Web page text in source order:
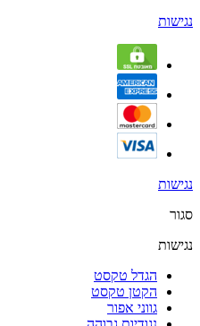
נגישות
נגישות
סגור
נגישות
הגדל טקסט
הקטן טקסט
גווני אפור